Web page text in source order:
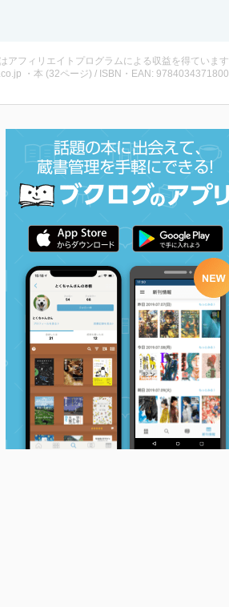
アフィリエイトプログラムによる収益を得ています
・本 (32ページ) / ISBN・EAN: 9784034371800